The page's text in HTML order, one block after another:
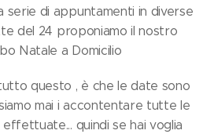
serie di appuntamenti in diverse
del 24 proponiamo il nostro
Natale a Domicilio 🤩
questo , è che le date sono
mai i accontentare tutte le
quindi se hai voglia